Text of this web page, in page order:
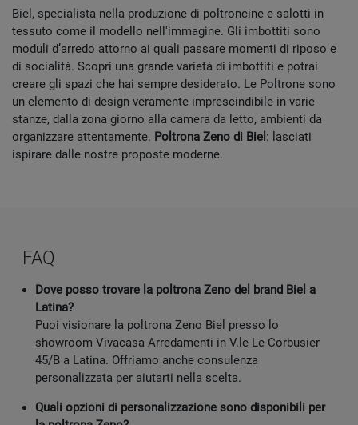
Biel, specialista nella produzione di poltroncine e salotti in
tessuto come il modello nell'immagine. Gli imbottiti sono
moduli d’arredo attorno ai quali passare momenti di riposo e
di socialità. Scopri una grande varietà di imbottiti e potrai
creare gli spazi che hai sempre desiderato. Le Poltrone sono
un elemento di design veramente imprescindibile in varie
stanze, dalla zona giorno alla camera da letto, ambienti da
organizzare attentamente. Poltrona Zeno di Biel : lasciati
ispirare dalle nostre proposte moderne.
FAQ
Dove posso trovare la poltrona Zeno del brand Biel a
Latina?
Puoi visionare la poltrona Zeno Biel presso lo
showroom Vivacasa Arredamenti in V.le Le Corbusier
45/B a Latina. Offriamo anche consulenza
personalizzata per aiutarti nella scelta.
Quali opzioni di personalizzazione sono disponibili per